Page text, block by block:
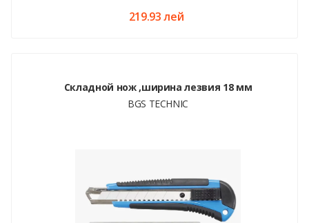
219.93 лей
Складной нож ,ширина лезвия 18 мм
BGS TECHNIC